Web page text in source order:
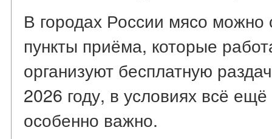
В городах России мясо можно
пункты приёма, которые
организуют бесплатную
2026 году, в условиях всё
особенно важно.